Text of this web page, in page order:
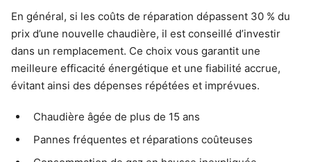
En général, si les coûts de réparation dépassent 30 % du
prix d’une nouvelle chaudière, il est conseillé d’investir
dans un remplacement. Ce choix vous garantit une
meilleure efficacité énergétique et une fiabilité accrue,
évitant ainsi des dépenses répétées et imprévues.
Chaudière âgée de plus de 15 ans
Pannes fréquentes et réparations coûteuses